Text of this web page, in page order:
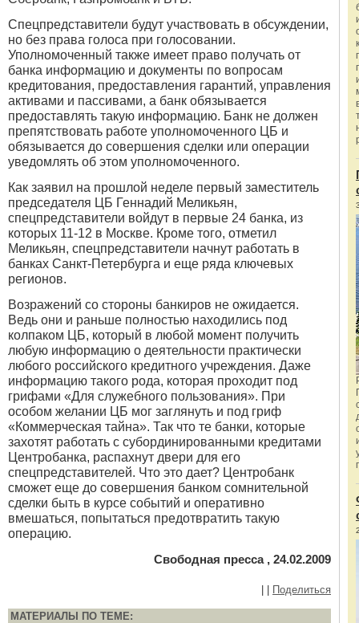
Спецпредставители будут участвовать в обсуждении,
но без права голоса при голосовании.
Уполномоченный также имеет право получать от
банка информацию и документы по вопросам
кредитования, предоставления гарантий, управления
активами и пассивами, а банк обязывается
предоставлять такую информацию. Банк не должен
препятствовать работе уполномоченного ЦБ и
обязывается до совершения сделки или операции
уведомлять об этом уполномоченного.
Как заявил на прошлой неделе первый заместитель
председателя ЦБ Геннадий Меликьян,
спецпредставители войдут в первые 24 банка, из
которых 11-12 в Москве. Кроме того, отметил
Меликьян, спецпредставители начнут работать в
банках Санкт-Петербурга и еще ряда ключевых
регионов.
Возражений со стороны банкиров не ожидается.
Ведь они и раньше полностью находились под
колпаком ЦБ, который в любой момент получить
любую информацию о деятельности практически
любого российского кредитного учреждения. Даже
информацию такого рода, которая проходит под
грифами «Для служебного пользования». При
особом желании ЦБ мог заглянуть и под гриф
«Коммерческая тайна». Так что те банки, которые
захотят работать с субординированными кредитами
Центробанка, распахнут двери для его
спецпредставителей. Что это дает? Центробанк
сможет еще до совершения банком сомнительной
сделки быть в курсе событий и оперативно
вмешаться, попытаться предотвратить такую
операцию.
Свободная пресса , 24.02.2009
Поделиться
МАТЕРИАЛЫ ПО ТЕМЕ: